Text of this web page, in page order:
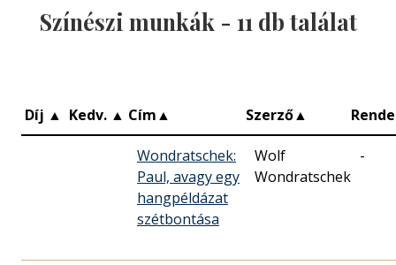
Színészi munkák - 11 db találat
Díj ▲ Kedv. ▲ Cím▲ Szerző▲
Wondratschek:
Paul, avagy egy
hangpéldázat
szétbontása
Wolf
Wondratschek
-